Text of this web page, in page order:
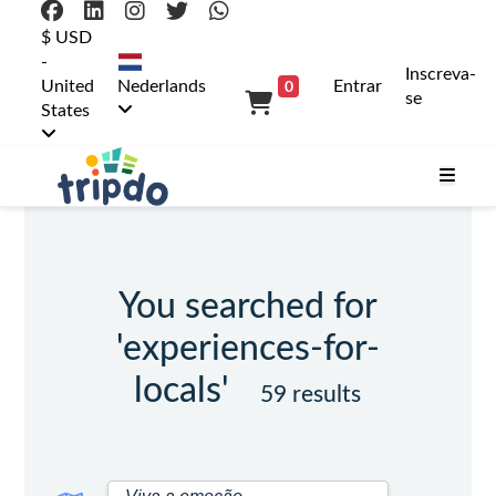
$ USD
-
United
States
Nederlands 0 Entrar
Inscreva-
se
You searched for
'experiences-for-
locals'
59 results